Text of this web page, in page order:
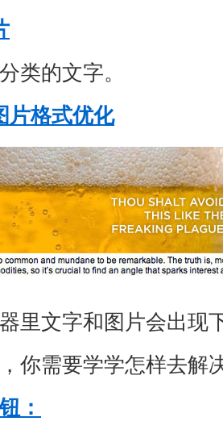
类的文字。
片格式优化
里文字和图片会出现
你需要学学怎样去解
：